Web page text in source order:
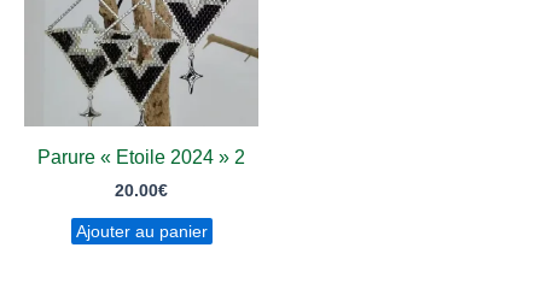
Parure « Etoile 2024 » 2
20.00€
Ajouter au panier